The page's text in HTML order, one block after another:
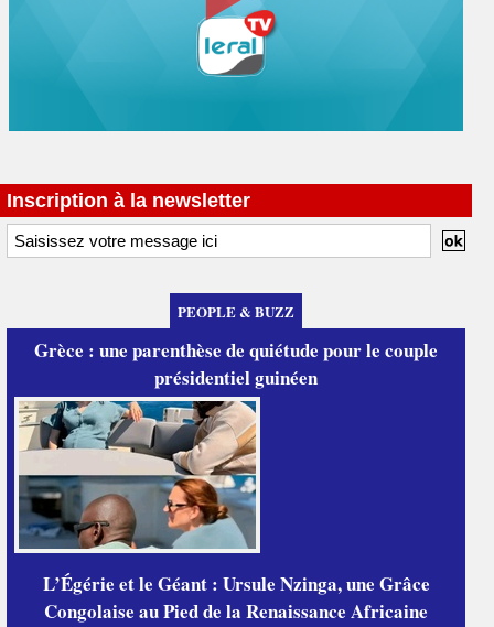
Inscription à la newsletter
PEOPLE & BUZZ
Grèce : une parenthèse de quiétude pour le couple
présidentiel guinéen
L’Égérie et le Géant : Ursule Nzinga, une Grâce
Congolaise au Pied de la Renaissance Africaine